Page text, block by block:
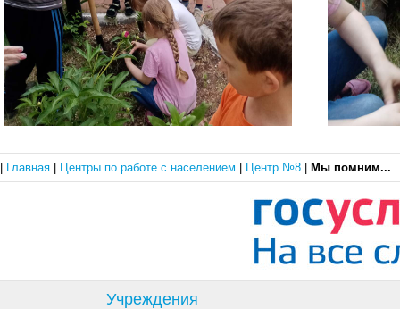
Главная Центры по работе с населением Центр №8 Мы помним...
Учреждения